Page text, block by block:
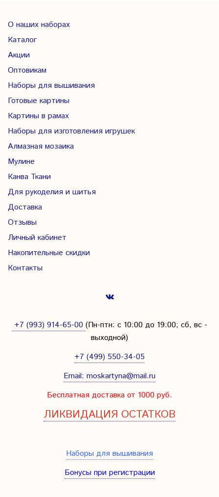
О наших наборах
Каталог
Акции
Оптовикам
Наборы для вышивания
Готовые картины
Картины в рамах
Наборы для изготовления игрушек
Алмазная мозаика
Мулине
Канва Ткани
Для рукоделия и шитья
Доставка
Отзывы
Личный кабинет
Накопительные скидки
Контакты
+7 (993) 914-65-00 (Пн-птн: с 10:00 до 19:00; сб, вс -
выходной)
+7 (499) 550-34-05
Email: moskartyna@mail.ru
Бесплатная доставка от 1000 руб.
ЛИКВИДАЦИЯ ОСТАТКОВ
Наборы для вышивания
Бонусы при регистрации